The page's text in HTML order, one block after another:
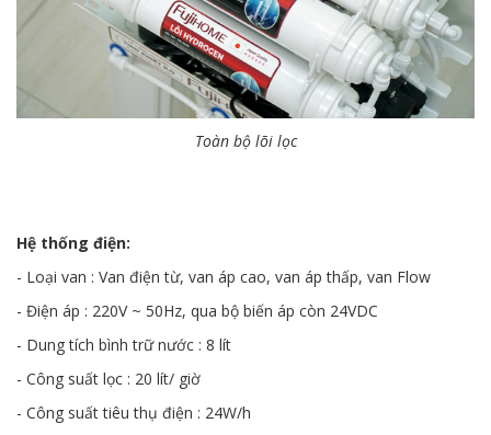
Toàn bộ lõi lọc
Hệ thống điện:
- Loại van : Van điện từ, van áp cao, van áp thấp, van Flow
- Điện áp : 220V ~ 50Hz, qua bộ biến áp còn 24VDC
- Dung tích bình trữ nước : 8 lít
- Công suất lọc : 20 lít/ giờ
- Công suất tiêu thụ điện : 24W/h